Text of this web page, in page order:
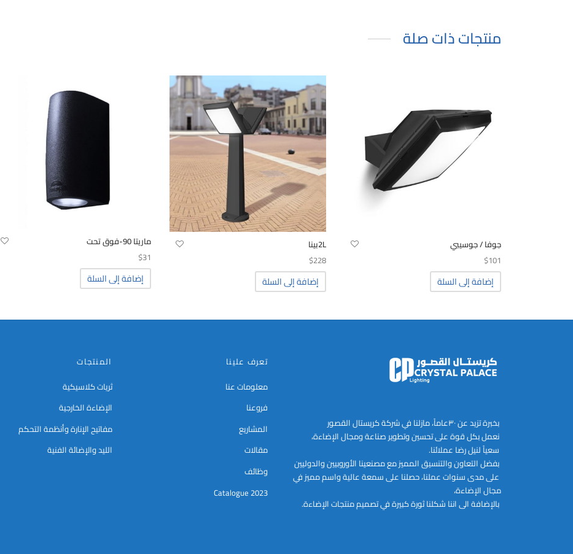
منتجات ذات صلة
جوفا / جوسيبي
$101
إضافة إلى السلة
2Lبينا
$228
إضافة إلى السلة
ماريتا 90-فوق تحت
$31
إضافة إلى السلة
بخبرة تزيد عن ٣٠عاماً، مازلنا في شركة كريستال القصور
نعمل بكل قوة على تحسين وتطوير صناعة ومجال الإضاءة،
سعياً لنيل رضا عملائنا.
بفضل التعاون والتنسيق المميز مع مصنعينا الأوروبيين والدوليين
على مدى سنوات عملنا، حصلنا على سمعة عالية واسم مميز في
مجال الإضاءة،
بالإضافة الى اننا شكلنا ثورة كبيرة في تصميم منتجات الإضاءة.
تعرف علينا
معلومات عنا
فروعنا
المشاريع
مقالات
وظائف
Catalogue 2023
المنتجات
ثريات كلاسيكية
الإضاءة الخارجية
مفاتيح الإنارة وأنظمة التحكم
الليد والإضائة الفنية